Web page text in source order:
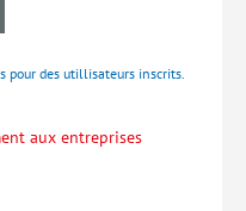
pour des utillisateurs inscrits.
aux entreprises